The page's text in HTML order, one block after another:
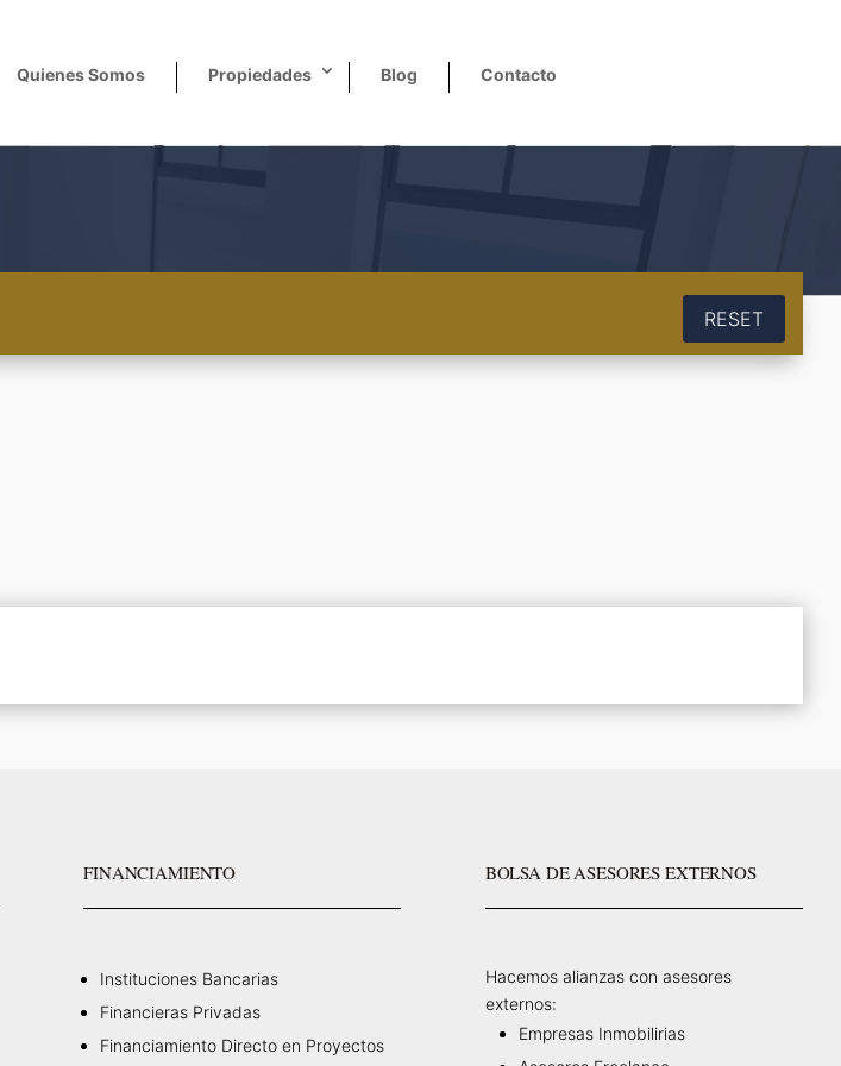
Quienes Somos Propiedades Blog Contacto
RESET
FINANCIAMIENTO
Instituciones Bancarias
Financieras Privadas
Financiamiento Directo en Proyectos
BOLSA DE ASESORES EXTERNOS
Hacemos alianzas con asesores
externos:
Empresas Inmobilirias